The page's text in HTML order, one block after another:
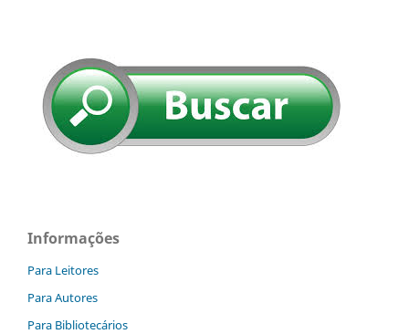
Informações
Para Leitores
Para Autores
Para Bibliotecários